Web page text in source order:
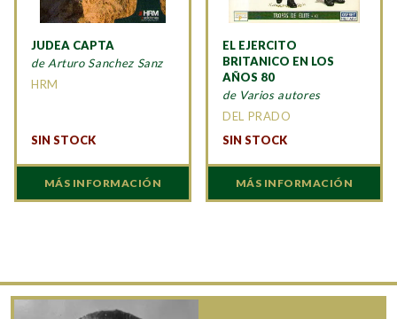
JUDEA CAPTA
de Arturo Sanchez Sanz
HRM
SIN STOCK
MÁS INFORMACIÓN
EL EJERCITO
BRITANICO EN LOS
AÑOS 80
de Varios autores
DEL PRADO
SIN STOCK
MÁS INFORMACIÓN